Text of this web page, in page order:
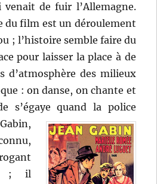
de fuir l’Allemagne.
du film est un déroulement
; l’histoire semble faire du
pour laisser la place à de
d’atmosphère des milieux
: on danse, on chante et
s’égaye quand la police
; il